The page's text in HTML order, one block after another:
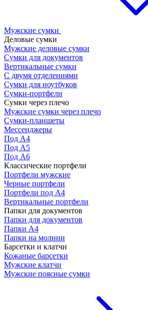
Мужские сумки
Деловые сумки
Мужские деловые сумки
Сумки для документов
Вертикальные сумки
С двумя отделениями
Сумки для ноутбуков
Сумки-портфели
Сумки через плечо
Мужские сумки через плечо
Сумки-планшеты
Мессенджеры
Под А4
Под А5
Под А6
Классические портфели
Портфели мужские
Черные портфели
Портфели под А4
Вертикальные портфели
Папки для документов
Папки для документов
Папки А4
Папки на молнии
Барсетки и клатчи
Кожаные барсетки
Мужские клатчи
Мужские поясные сумки